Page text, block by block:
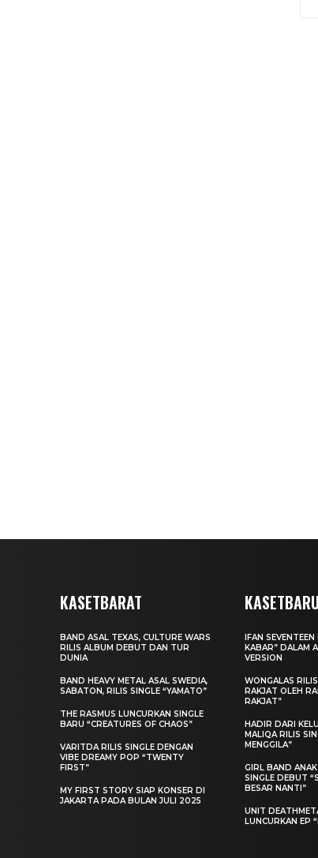
KASETBARAT
BAND ASAL TEXAS, CULTURE WARS
RILIS ALBUM DEBUT DAN TUR
DUNIA
BAND HEAVY METAL ASAL SWEDIA,
SABATON, RILIS SINGLE “YAMATO”
THE RASMUS LUNCURKAN SINGLE
BARU “CREATURES OF CHAOS”
VARITDA RILIS SINGLE DENGAN
VIBE DREAMY POP “TWENTY
FIRST”
MY FIRST STORY SIAP KONSER DI
JAKARTA PADA BULAN JULI 2025
KASETBARU
IFAN
KABAR” DALAM
VERSION
WONGALAS
RAKJAT OLEH
RAKJAT”
HADIR DARI
MALIQA RILIS
MENGGILA”
GIRL BAND ANAK
SINGLE DEBUT
BESAR NANTI”
UNIT
LUNCURKAN EP